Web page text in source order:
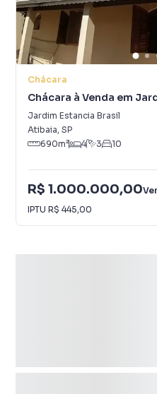
Chácara
Chácara à Venda em
Jardim Estancia Brasil
Atibaia, SP
690m² 4 3 10
R$ 1.000.000,00
IPTU R$ 445,00